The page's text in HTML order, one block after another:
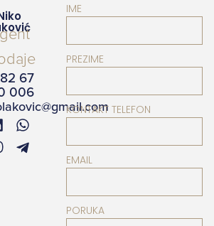
67
006
IME
PREZIME
KONTAKT TELEFON
EMAIL
PORUKA